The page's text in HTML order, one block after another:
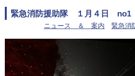
緊急消防援助隊 １月４日 no1
ニュース ＆ 案内 緊急消